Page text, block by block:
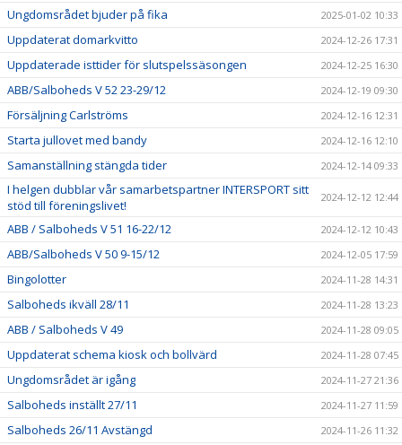
Ungdomsrådet bjuder på fika 2025-01-02 10:33
Uppdaterat domarkvitto 2024-12-26 17:31
Uppdaterade isttider för slutspelssäsongen 2024-12-25 16:30
ABB/Salboheds V 52 23-29/12 2024-12-19 09:30
Försäljning Carlströms 2024-12-16 12:31
Starta jullovet med bandy 2024-12-16 12:10
Samanställning stängda tider 2024-12-14 09:33
I helgen dubblar vår samarbetspartner INTERSPORT sitt
stöd till föreningslivet!
2024-12-12 12:44
ABB / Salboheds V 51 16-22/12 2024-12-12 10:43
ABB/Salboheds V 50 9-15/12 2024-12-05 17:59
Bingolotter 2024-11-28 14:31
Salboheds ikväll 28/11 2024-11-28 13:23
ABB / Salboheds V 49 2024-11-28 09:05
Uppdaterat schema kiosk och bollvärd 2024-11-28 07:45
Ungdomsrådet är igång 2024-11-27 21:36
Salboheds inställt 27/11 2024-11-27 11:59
Salboheds 26/11 Avstängd 2024-11-26 11:32